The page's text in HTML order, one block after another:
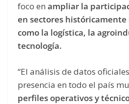
foco en ampliar la
en sectores
como la logística, la
tecnología.
“El análisis de datos
presencia en todo el país
perfiles operativos y